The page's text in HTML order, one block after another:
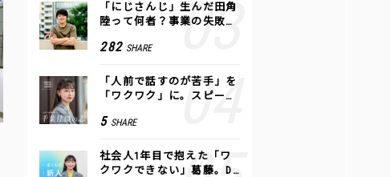
「にじさんじ」生んだ田角
陸って何者？事業の失敗
COLOR
282 SHARE
「人前で話すのが苦手」を
「ワクワク」に。スピーチ
方トレーニング」に込めた
5 SHARE
社会人1年目で抱えた「ワ
クワクできない」葛藤。De